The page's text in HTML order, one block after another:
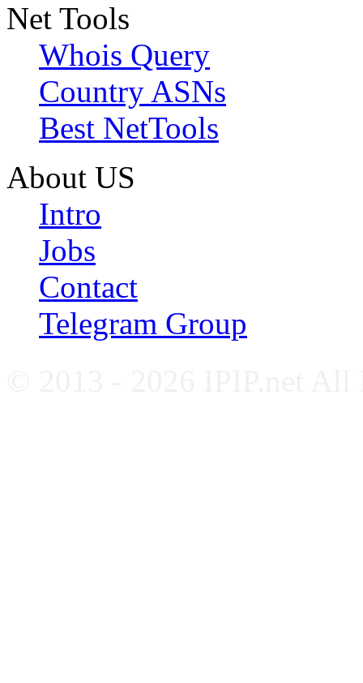
Net Tools
Whois Query
Country ASNs
Best NetTools
About US
Intro
Jobs
Contact
Telegram Group